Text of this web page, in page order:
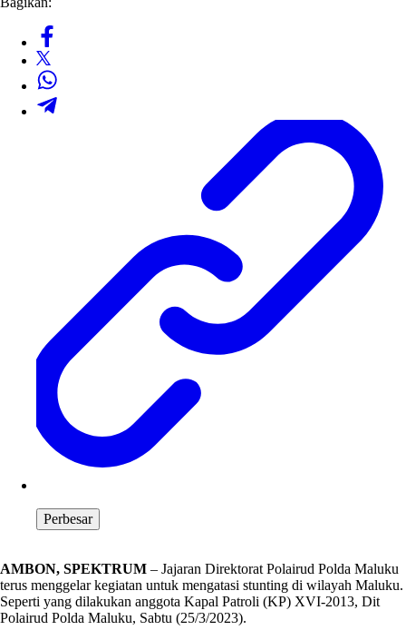
Perbesar
AMBON, SPEKTRUM – Jajaran Direktorat Polairud Polda Maluku
terus menggelar kegiatan untuk mengatasi stunting di wilayah Maluku.
Seperti yang dilakukan anggota Kapal Patroli (KP) XVI-2013, Dit
Polairud Polda Maluku, Sabtu (25/3/2023).